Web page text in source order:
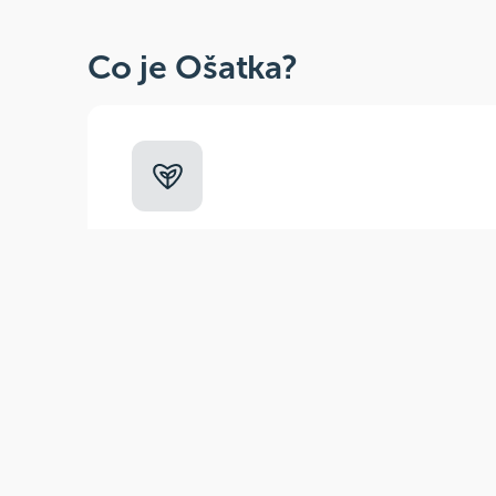
Co je Ošatka?